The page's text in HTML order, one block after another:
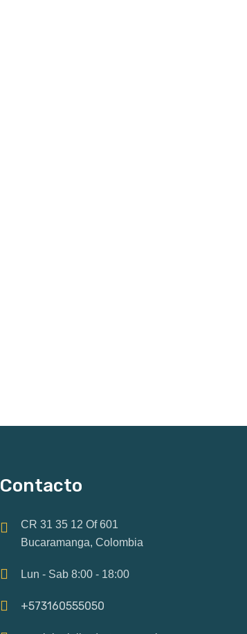
Contacto
CR 31 35 12 Of 601
Bucaramanga, Colombia
Lun - Sab 8:00 - 18:00
+573160555050